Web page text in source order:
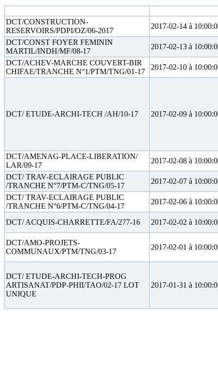
DCT/CONSTRUCTION-
RESERVOIRS/PDPI/OZ/06-2017
2017-02-14 à
DCT/CONST FOYER FEMININ
MARTIL/INDH/MF/08-17
2017-02-13 à
DCT/ACHEV-MARCHE COUVERT-BIR
CHIFAE/TRANCHE N°1/PTM/TNG/01-17
2017-02-10 à
DCT/ ETUDE-ARCHI-TECH /AH/10-17 2017-02-09 à
DCT/AMENAG-PLACE-LIBERATION/
LAR/09-17
2017-02-08 à
DCT/ TRAV-ECLAIRAGE PUBLIC
/TRANCHE N°7/PTM-C/TNG/05-17
2017-02-07 à
DCT/ TRAV-ECLAIRAGE PUBLIC
/TRANCHE N°6/PTM-C/TNG/04-17
2017-02-06 à
DCT/ ACQUIS-CHARRETTE/FA/277-16 2017-02-02 à
DCT/AMO-PROJETS-
COMMUNAUX/PTM/TNG/03-17
2017-02-01 à
DCT/ ETUDE-ARCHI-TECH-PROG
ARTISANAT/PDP-PHII/TAO/02-17 LOT
UNIQUE
2017-01-31 à